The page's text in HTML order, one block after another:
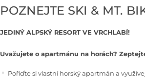
POZNEJTE SKI & MT.
JEDINÝ ALPSKÝ RESORT VE VRCHLABÍ!
Uvažujete o apartmánu na horách?
Pořiďte si vlastní horský apartmán a